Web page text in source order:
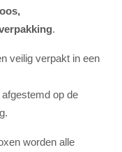
.
veilig verpakt in een
op de
worden alle